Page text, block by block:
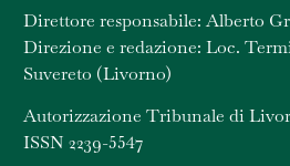
Direttore responsabile: Alberto
Direzione e redazione: Loc.
Suvereto (Livorno)
Autorizzazione Tribunale di
ISSN 2239-5547